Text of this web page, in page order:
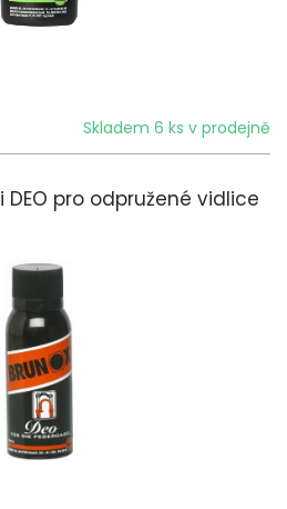
Skladem 6 ks v prodejně
DEO pro odpružené vidlice